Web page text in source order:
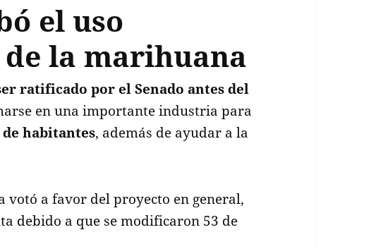
el uso
la marihuana
ratificado por el Senado antes del
en una importante industria para
habitantes, además de ayudar a la
votó a favor del proyecto en general,
debido a que se modificaron 53 de